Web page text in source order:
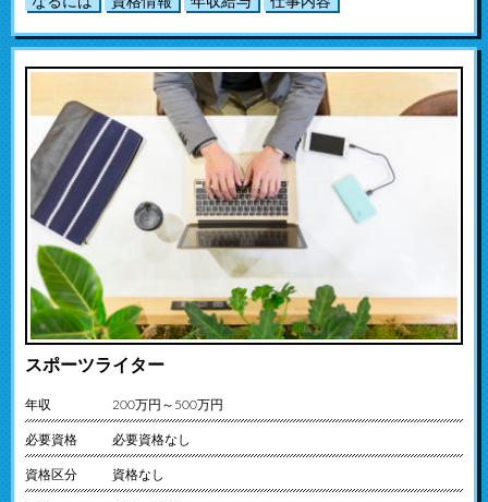
スポーツライター
年収 200万円～500万円
必要資格 必要資格なし
資格区分 資格なし